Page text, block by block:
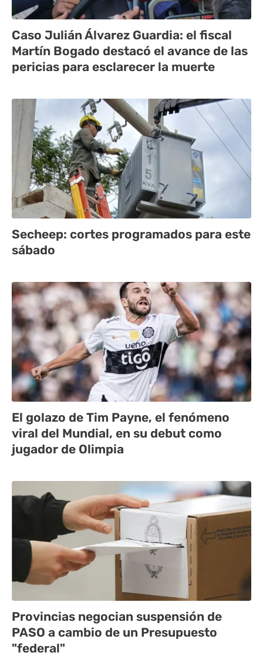
Caso Julián Álvarez Guardia: el fiscal
Martín Bogado destacó el avance de las
pericias para esclarecer la muerte
Secheep: cortes programados para este
sábado
El golazo de Tim Payne, el fenómeno
viral del Mundial, en su debut como
jugador de Olimpia
Provincias negocian suspensión de
PASO a cambio de un Presupuesto
"federal"